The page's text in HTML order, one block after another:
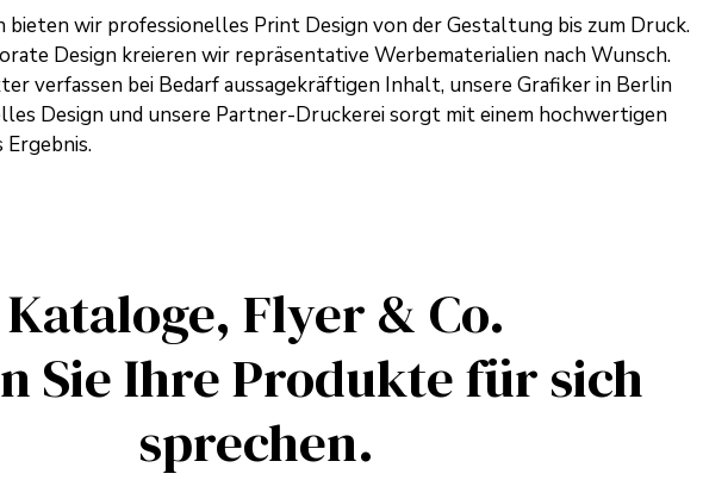
bieten wir professionelles Print Design von der Gestaltung bis zum Druck.
Design kreieren wir repräsentative Werbematerialien nach Wunsch.
verfassen bei Bedarf aussagekräftigen Inhalt, unsere Grafiker in Berlin
Design und unsere Partner-Druckerei sorgt mit einem hochwertigen
Kataloge, Flyer & Co.
Sie Ihre Produkte für sich
sprechen.